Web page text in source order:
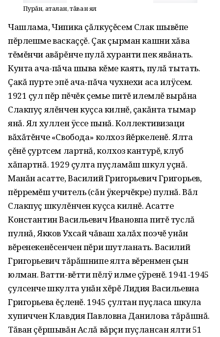
Пурăн, аталан, тăван ял
Чашлама, Чипика çăлкуçĕсем Слак шывĕпе
пĕрлешме васкаççĕ. Çак çырман кашни хăва
тĕмĕнчи авăрĕнче пулă хуранти пек явăнать.
Кунта ача-пăча шыва кĕме каять, пулă тытать.
Çакă пурте эпĕ ача-пăча чухнехи аса илÿсем.
1921 çул пĕр пĕчĕк çемье питĕ илемлĕ вырăна
Слакпуç ялĕнчен куçса килнĕ, çакăнта тымар
янă. Ял хуллен ÿссе пынă. Коллективизаци
вăхăтĕнче «Свобода» колхоз йĕркеленĕ. Ялта
çĕнĕ çуртсем лартнă, колхоз кантурĕ, клуб
хăпартнă. 1929 çулта пуçламăш шкул уçнă.
Манăн асатте, Василий Григорьевич Григорьев,
пĕрремĕш учитель (сăн ÿкерчĕкре) пулнă. Вăл
Слакпуç шкулĕнчен куçса килнĕ. Асатте
Константин Васильевич Ивановпа питĕ туслă
пулнă, Якков Ухсай чăваш халăх поэчĕ унăн
вĕренекенĕсенчен пĕри шутланать. Василий
Григорьевич тăрăшнипе ялта вĕренмен çын
юлман. Ватти-вĕтти пĕлÿ илме çÿренĕ. 1941-1945
çулсенче шкулта унăн хĕрĕ Лидия Васильевна
Григорьева ĕçленĕ. 1945 çултан пуçласа шкула
хупиччен Клавдия Павловна Данилова тăрăшнă.
Тăван çĕршывăн Аслă вăрçи пуçлансан ялти 51